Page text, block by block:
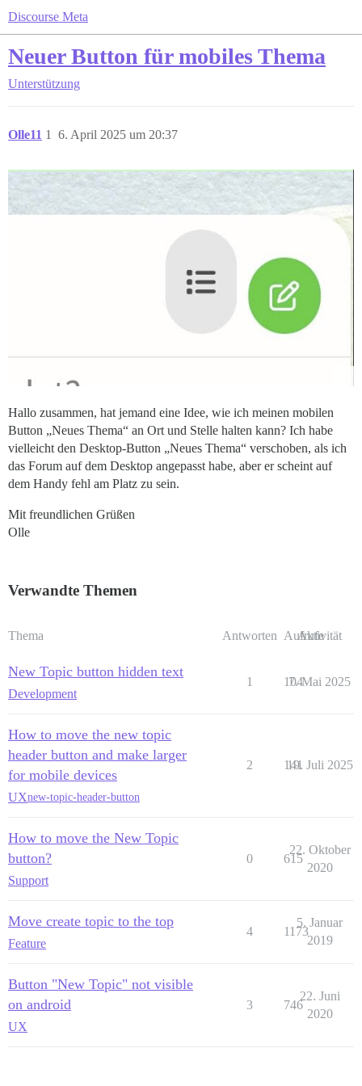
Discourse Meta
Neuer Button für mobiles Thema
Unterstützung
Olle11 6. April 2025 um 20:37
1
Hallo zusammen, hat jemand eine Idee, wie ich meinen mobilen
Button „Neues Thema“ an Ort und Stelle halten kann? Ich habe
vielleicht den Desktop-Button „Neues Thema“ verschoben, als ich
das Forum auf dem Desktop angepasst habe, aber er scheint auf
dem Handy fehl am Platz zu sein.
Mit freundlichen Grüßen
Olle
Verwandte Themen
Thema Antworten Aufrufe
Aktivität
New Topic button hidden text
Development
1 104
7. Mai 2025
How to move the new topic
header button and make larger
for mobile devices
UXnew-topic-header-button
2 141
19. Juli 2025
How to move the New Topic
button?
Support
0 615
22. Oktober
2020
Move create topic to the top
Feature
4 1173
5. Januar
2019
Button "New Topic" not visible
on android
UX
3 746
22. Juni
2020